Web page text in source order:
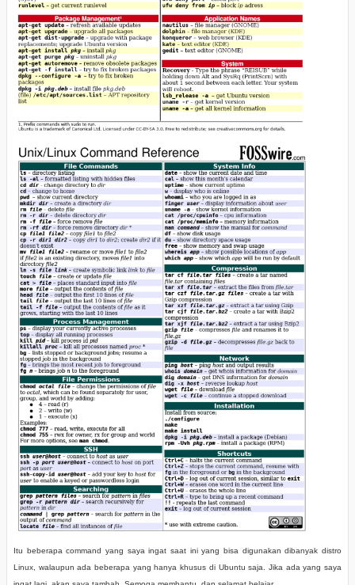
Itu beberapa command yang saya ingat saat ini yang bisa digunakan dibanyak distro
Linux, walaupun ada beberapa yang hanya khusus di Ubuntu saja. Jika ada yang saya